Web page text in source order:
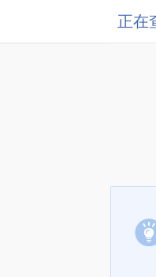
正在